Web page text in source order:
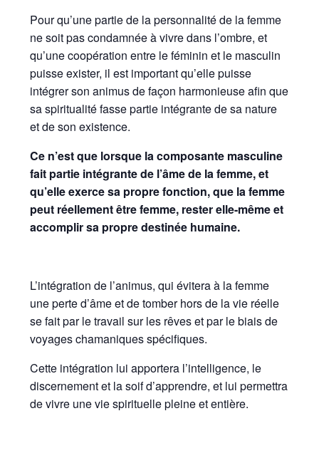
Pour qu’une partie de la personnalité de la femme
ne soit pas condamnée à vivre dans l’ombre, et
qu’une coopération entre le féminin et le masculin
puisse exister, il est important qu’elle puisse
intégrer son animus de façon harmonieuse afin que
sa spiritualité fasse partie intégrante de sa nature
et de son existence.
Ce n’est que lorsque la composante masculine
fait partie intégrante de l’âme de la femme, et
qu’elle exerce sa propre fonction, que la femme
peut réellement être femme, rester elle-même et
accomplir sa propre destinée humaine.
L’intégration de l’animus, qui évitera à la femme
une perte d’âme et de tomber hors de la vie réelle
se fait par le travail sur les rêves et par le biais de
voyages chamaniques spécifiques.
Cette intégration lui apportera l’intelligence, le
discernement et la soif d’apprendre, et lui permettra
de vivre une vie spirituelle pleine et entière.